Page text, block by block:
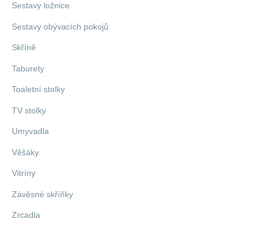
Sestavy ložnice
Sestavy obývacích pokojů
Skříně
Taburety
Toaletní stolky
TV stolky
Umyvadla
Věšáky
Vitríny
Závěsné skříňky
Zrcadla